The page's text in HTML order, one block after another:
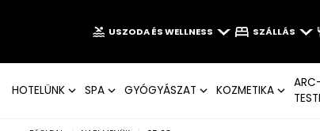
USZODA ÉS WELLNESS SZÁLLÁS
HOTELÜNK SPA GYÓGYÁSZAT KOZMETIKA